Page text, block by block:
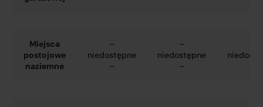
Miejsca
postojowe
naziemne
–
niedostępne
–
–
niedostępne
–
–
–